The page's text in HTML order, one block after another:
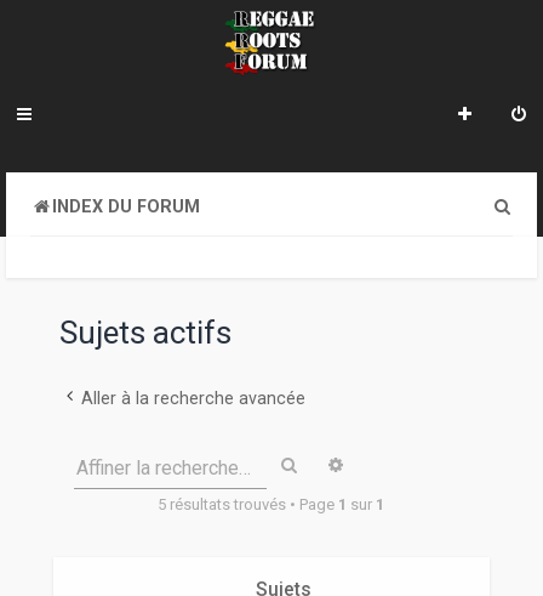
INDEX DU FORUM
Sujets actifs
Aller à la recherche avancée
Affiner la recherche… Rechercher
5 résultats trouvés • Page 1 sur 1
Sujets